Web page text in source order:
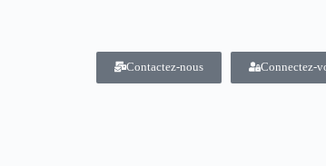
Contactez-nous Connectez-